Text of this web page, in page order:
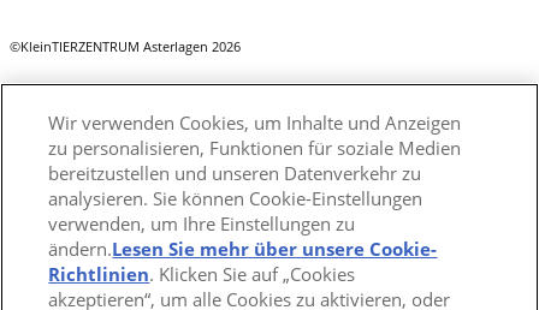
©KleinTIERZENTRUM Asterlagen 2026
Wir verwenden Cookies, um Inhalte und Anzeigen
zu personalisieren, Funktionen für soziale Medien
bereitzustellen und unseren Datenverkehr zu
analysieren. Sie können Cookie-Einstellungen
verwenden, um Ihre Einstellungen zu
ändern.Lesen Sie mehr über unsere Cookie-
Richtlinien(opens in a new tab)
. Klicken Sie auf „Cookies
akzeptieren“, um alle Cookies zu aktivieren, oder